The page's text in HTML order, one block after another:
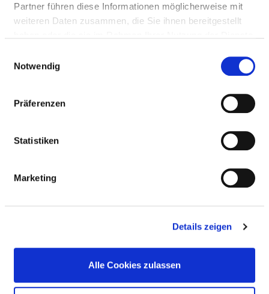
Partner führen diese Informationen möglicherweise mit
weiteren Daten zusammen, die Sie ihnen bereitgestellt
Notwendig
Präferenzen
Statistiken
Marketing
Details zeigen
Alle Cookies zulassen
Service & Ausstattung
DES KRANKENHAUSES
Welche Krankheiten werden in diesem Krankenhaus
behandelt? Welche Behandlungsmethoden bietet
Suchen Sie Krankheiten und Behandlungen, die in
diesem Krankenhaus behandelt oder durchgeführt
werden, per Volltext-Suche.
das auch daran liegen, dass das gesuchte Wort nicht in der
Datenbank vorhanden ist. Die Datenbank basiert wesentlich